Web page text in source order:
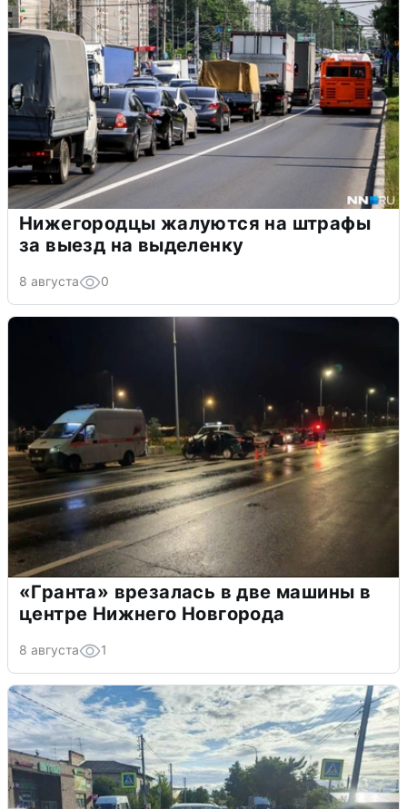
Нижегородцы жалуются на штрафы
за выезд на выделенку
8 августа 0
«Гранта» врезалась в две машины в
центре Нижнего Новгорода
8 августа 1